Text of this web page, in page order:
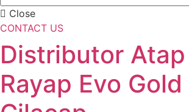
Close
CONTACT US
Distributor
Rayap Evo Gold